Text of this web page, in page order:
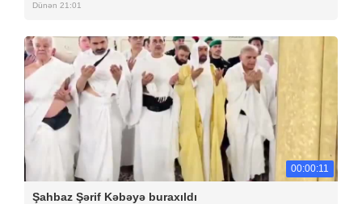
Dünən 21:01
00:00:11
Şahbaz Şərif Kəbəyə buraxıldı